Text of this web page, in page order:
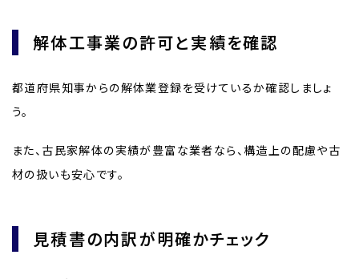
解体工事業の許可と実績を確認
都道府県知事からの解体業登録を受けているか確認しましょ
う。
また、古民家解体の実績が豊富な業者なら、構造上の配慮や古
材の扱いも安心です。
見積書の内訳が明確かチェック